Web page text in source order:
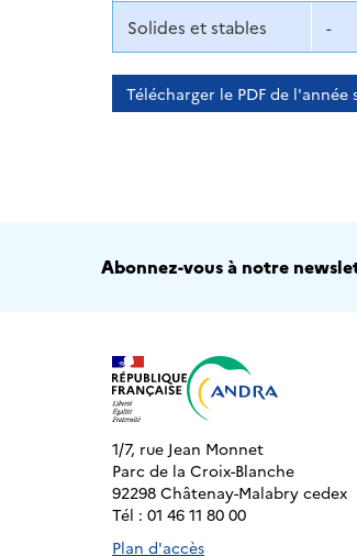
Solides et stables -
Télécharger le PDF de l'année
Abonnez-vous à notre
1/7, rue Jean Monnet
Parc de la Croix-Blanche
92298 Châtenay-Malabry cedex
Tél : 01 46 11 80 00
Plan d'accès